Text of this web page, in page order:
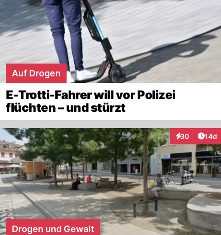
Auf Drogen
E-Trotti-Fahrer will vor Polizei
flüchten – und stürzt
30
Interaktionen
14d
Drogen und Gewalt